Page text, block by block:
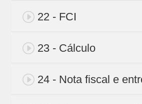
22 - FCI
23 - Cálculo
24 - Nota fiscal e